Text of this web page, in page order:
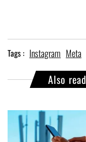
Tags : Instagram Meta
Also read